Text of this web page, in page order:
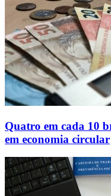
Quatro em cada 10
em economia circular